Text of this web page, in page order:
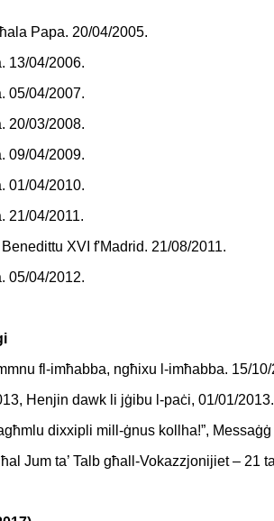
Papa. 20/04/2005.
13/04/2006.
05/04/2007.
20/03/2008.
09/04/2009.
01/04/2010.
21/04/2011.
XVI f'Madrid. 21/08/2011.
05/04/2012.
fl-imħabba, ngħixu l-imħabba. 15/10/
Henjin dawk li jġibu l-paċi, 01/01/2013.
dixxipli mill-ġnus kollha!”,
Jum ta’ Talb għall-Vokazzjonijiet – 21